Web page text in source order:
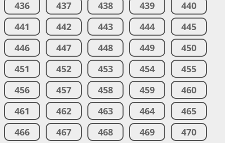
436 437 438 439
440
441
442 443 444
445
446
447 448 449
450
451
452 453 454
455
456
457 458 459
460
461
462 463 464
465
466
467 468 469
470